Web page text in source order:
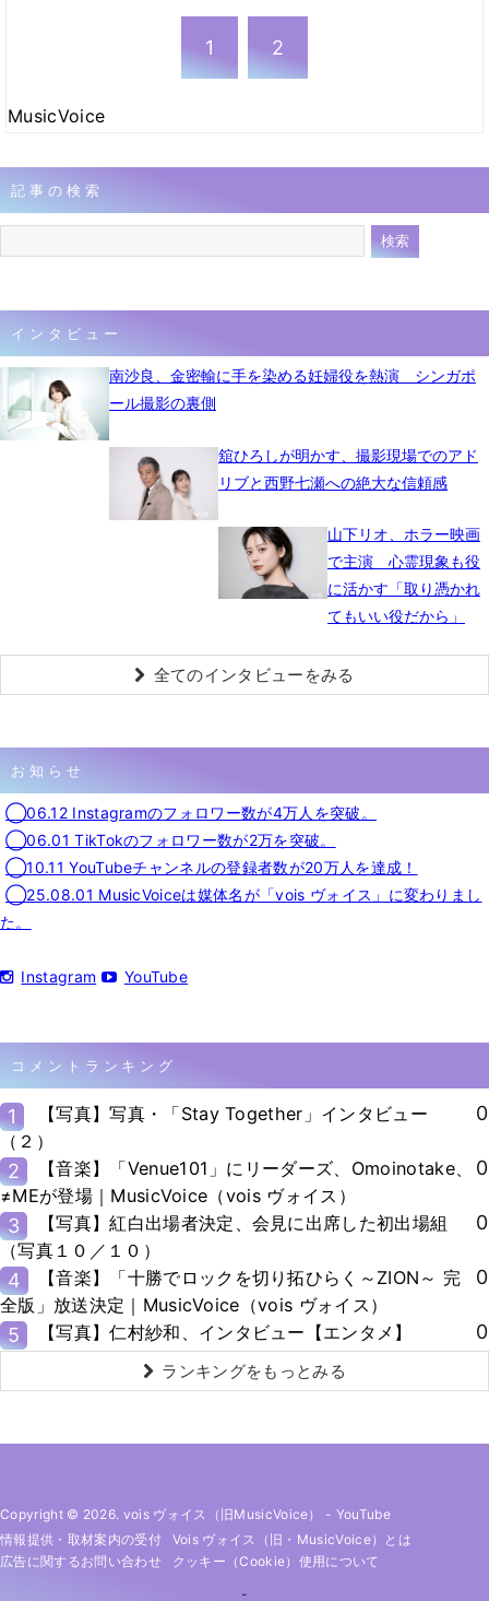
1 2
MusicVoice
記事の検索
インタビュー
南沙良、金密輸に手を染める妊婦役を熱演 シンガポ
ール撮影の裏側
舘ひろしが明かす、撮影現場でのアド
リブと西野七瀬への絶大な信頼感
山下リオ、ホラー映画
で主演 心霊現象も役
に活かす「取り憑かれ
てもいい役だから」
全てのインタビューをみる
お知らせ
◯06.12 Instagramのフォロワー数が4万人を突破。
◯06.01 TikTokのフォロワー数が2万を突破。
◯10.11 YouTubeチャンネルの登録者数が20万人を達成！
◯25.08.01 MusicVoiceは媒体名が「vois ヴォイス」に変わりまし
た。
Instagram YouTube
コメントランキング
1
【写真】写真・「Stay Together」インタビュー
（２）
0
2
【音楽】「Venue101」にリーダーズ、Omoinotake、
≠MEが登場｜MusicVoice（vois ヴォイス）
0
3
【写真】紅白出場者決定、会見に出席した初出場組
（写真１０／１０）
0
4
【音楽】「十勝でロックを切り拓ひらく～ZION～ 完
全版」放送決定｜MusicVoice（vois ヴォイス）
0
5 【写真】仁村紗和、インタビュー【エンタメ】 0
ランキングをもっとみる
Copyright © 2026. vois ヴォイス（旧MusicVoice） - YouTube
情報提供・取材案内の受付
Vois ヴォイス（旧・MusicVoice）とは
広告に関するお問い合わせ
クッキー（cookie）使用について
-